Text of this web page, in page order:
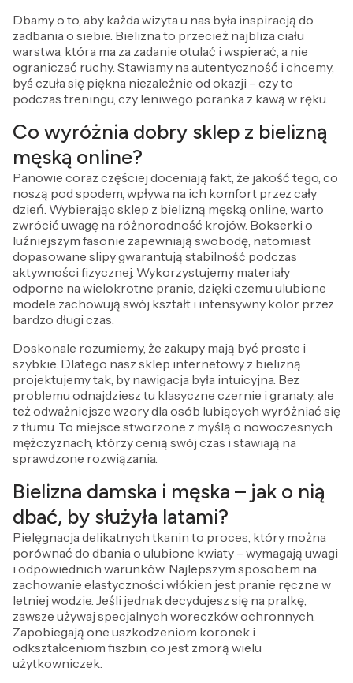
Dbamy o to, aby każda wizyta u nas była inspiracją do
zadbania o siebie. Bielizna to przecież najbliza ciału
warstwa, która ma za zadanie otulać i wspierać, a nie
ograniczać ruchy. Stawiamy na autentyczność i chcemy,
byś czuła się piękna niezależnie od okazji – czy to
podczas treningu, czy leniwego poranka z kawą w ręku.
Co wyróżnia dobry sklep z bielizną
męską online?
Panowie coraz częściej doceniają fakt, że jakość tego, co
noszą pod spodem, wpływa na ich komfort przez cały
dzień. Wybierając sklep z bielizną męską online, warto
zwrócić uwagę na różnorodność krojów. Bokserki o
luźniejszym fasonie zapewniają swobodę, natomiast
dopasowane slipy gwarantują stabilność podczas
aktywności fizycznej. Wykorzystujemy materiały
odporne na wielokrotne pranie, dzięki czemu ulubione
modele zachowują swój kształt i intensywny kolor przez
bardzo długi czas.
Doskonale rozumiemy, że zakupy mają być proste i
szybkie. Dlatego nasz sklep internetowy z bielizną
projektujemy tak, by nawigacja była intuicyjna. Bez
problemu odnajdziesz tu klasyczne czernie i granaty, ale
też odważniejsze wzory dla osób lubiących wyróżniać się
z tłumu. To miejsce stworzone z myślą o nowoczesnych
mężczyznach, którzy cenią swój czas i stawiają na
sprawdzone rozwiązania.
Bielizna damska i męska – jak o nią
dbać, by służyła latami?
Pielęgnacja delikatnych tkanin to proces, który można
porównać do dbania o ulubione kwiaty – wymagają uwagi
i odpowiednich warunków. Najlepszym sposobem na
zachowanie elastyczności włókien jest pranie ręczne w
letniej wodzie. Jeśli jednak decydujesz się na pralkę,
zawsze używaj specjalnych woreczków ochronnych.
Zapobiegają one uszkodzeniom koronek i
odkształceniom fiszbin, co jest zmorą wielu
użytkowniczek.